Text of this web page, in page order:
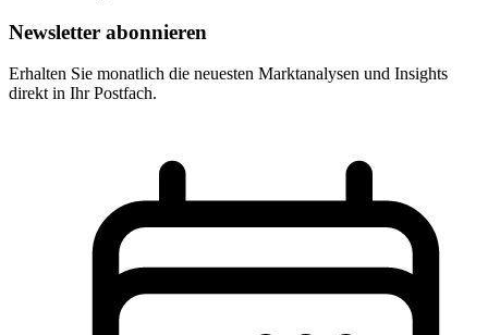
Newsletter abonnieren
Erhalten Sie monatlich die neuesten Marktanalysen und Insights
direkt in Ihr Postfach.